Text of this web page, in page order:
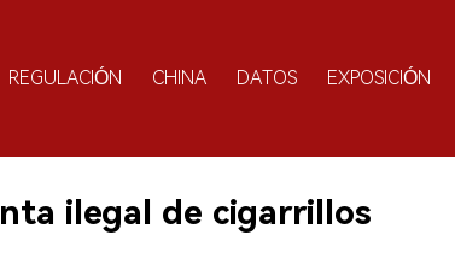
REGULACIÓN CHINA DATOS EXPOSICIÓN
ilegal de cigarrillos